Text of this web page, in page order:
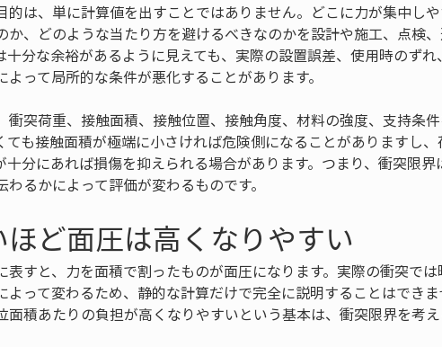
は、単に計算値を出すことではありません。どこに力が集中し
か、どのような当たり方を避けるべきなのかを設計や施工、点検
分な余裕があるように見えても、実際の設置誤差、使用時のずれ
って局所的な条件が悪化することがあります。
突荷重、接触面積、接触位置、接触角度、材料の強度、支持条
も接触面積が極端に小さければ危険側になることがありますし、
分にあれば損傷を抑えられる場合があります。つまり、衝突限界
るかによって評価が変わるものです。
ど面圧は高くなりやすい
すと、力を面積で割ったものが面圧になります。実際の衝突では
よって変わるため、静的な計算だけで完全に説明することはでき
積あたりの負担が高くなりやすいという基本は、衝突限界を考